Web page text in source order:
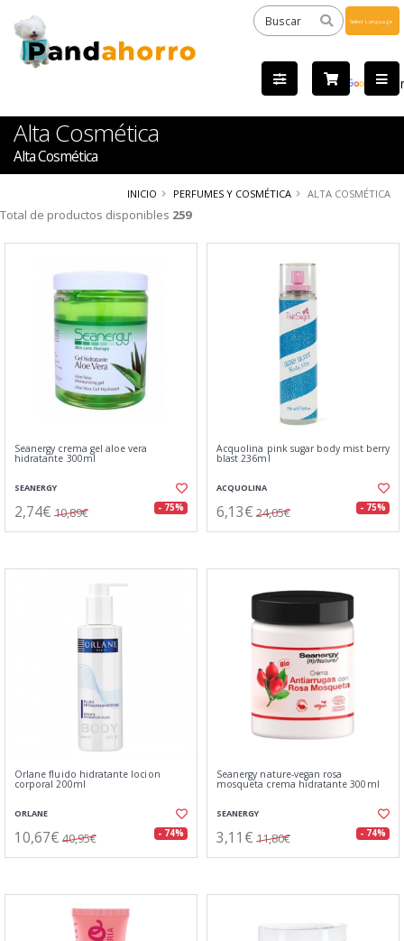
by
Alta Cosmética
Alta Cosmética
INICIO PERFUMES Y COSMÉTICA ALTA COSMÉTICA
Total de productos disponibles 259
Seanergy crema gel aloe vera
hidratante 300ml
SEANERGY
2,74€ 10,89€ - 75%
Acquolina pink sugar body mist berry
blast 236ml
ACQUOLINA
6,13€ 24,05€ - 75%
Orlane fluido hidratante locion
corporal 200ml
ORLANE
10,67€ 40,95€ - 74%
Seanergy nature-vegan rosa
mosqueta crema hidratante 300ml
SEANERGY
3,11€ 11,80€ - 74%